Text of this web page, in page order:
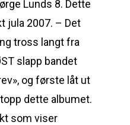
Lunds 8. Dette
jula 2007. – Det
tross langt fra
slapp bandet
og første låt ut
dette albumet.
som viser